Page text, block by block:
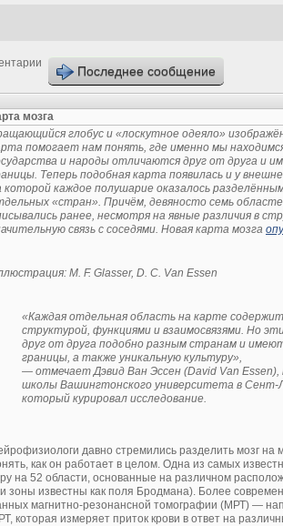
Последнее сообщение
мозга
глобус и «лоскутное одеяло»
помогает нам понять, где именно мы
и народы отличаются друг от друга и
Теперь подобная карта появилась и у
которой каждое полушарие оказалось
«стран». Причём, девяносто семь
ранее, несмотря на явные различия в
связь с соседями. Новая карта мозга
M. F. Glasser, D. C. Van Essen
«Каждая отдельная область на карте
структурой, функциями и взаимосвязями. Но
друг от друга подобно разным странам и
границы, а также уникальную культуру»,
— отмечает Дэвид Ван Эссен (David Van Essen),
школы Вашингтонского университета в Сент-
который курировал исследование.
давно стремились разделить мозг на
как он работает в целом. Одна из самых
на 52 области, основанные на различном
зоны известны как поля Бродмана). Более
магнитно-резонансной томографии (МРТ) —
которая измеряет приток крови в ответ на